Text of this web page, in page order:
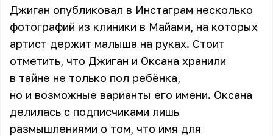
Джиган опубликовал в Инстаграм несколько
фотографий из клиники в Майами, на которых
артист держит малыша на руках. Стоит
отметить, что Джиган и Оксана хранили
в тайне не только пол ребёнка,
но и возможные варианты его имени. Оксана
делилась с подписчиками лишь
размышлениями о том, что имя для